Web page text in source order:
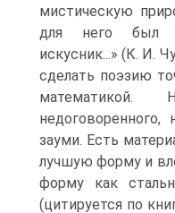
мистическую
для него был
искусник...» (К. И.
сделать поэзию
математикой.
недоговоренного,
зауми. Есть
лучшую форму и
форму как
(цитируется по